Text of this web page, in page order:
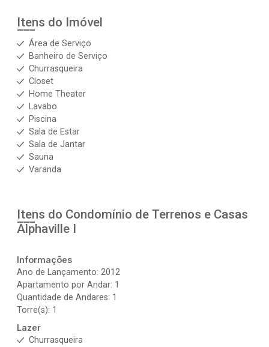
Itens do Imóvel
Área de Serviço
Banheiro de Serviço
Churrasqueira
Closet
Home Theater
Lavabo
Piscina
Sala de Estar
Sala de Jantar
Sauna
Varanda
Itens do Condomínio de Terrenos e Casas
Alphaville I
Informações
Ano de Lançamento: 2012
Apartamento por Andar: 1
Quantidade de Andares: 1
Torre(s): 1
Lazer
Churrasqueira